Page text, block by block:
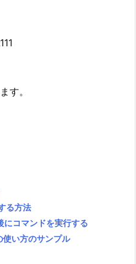
す。
る方法
コマンドを実行する
い方のサンプル